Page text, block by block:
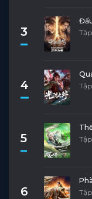
3
4
5
6